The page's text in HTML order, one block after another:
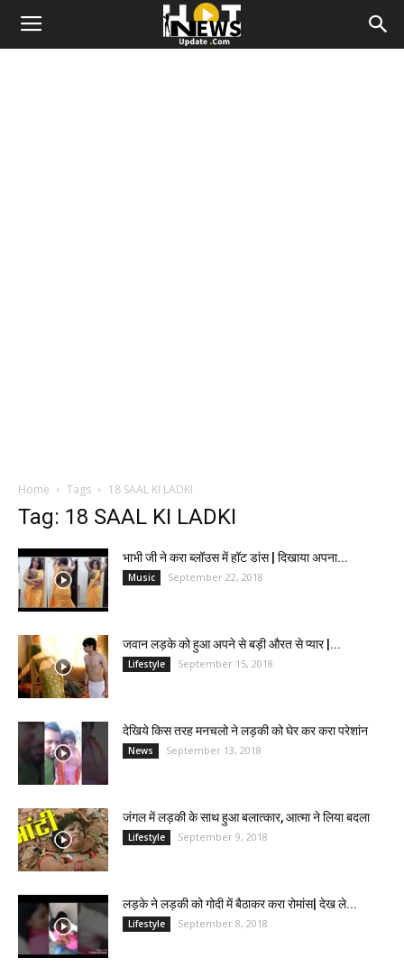
Home Tags 18 SAAL KI LADKI
Tag: 18 SAAL KI LADKI
भाभी जी ने करा ब्लॉउस में हॉट डांस | दिखाया अपना...
Music September 22, 2018
जवान लड़के को हुआ अपने से बड़ी औरत से प्यार |...
Lifestyle September 15, 2018
देखिये किस तरह मनचलो ने लड़की को घेर कर करा परेशांन
News September 13, 2018
जंगल में लड़की के साथ हुआ बलात्कार, आत्मा ने लिया बदला
Lifestyle September 9, 2018
लड़के ने लड़की को गोदी में बैठाकर करा रोमांस| देख ले...
Lifestyle September 8, 2018